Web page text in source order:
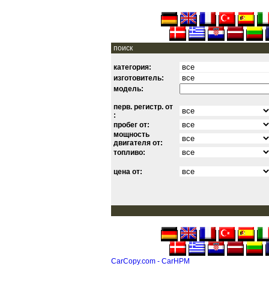
поиск
категория:
изготовитель:
модель:
перв. регистр. от
:
пробег от:
мощность
двигателя от:
топливо:
цена от:
CarCopy.com - CarHPM